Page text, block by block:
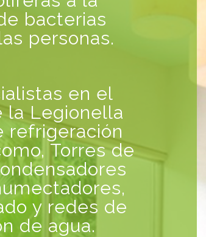
bacterias
personas.
en el
la Legionella
refrigeración
Torres de
y redes de
de agua.